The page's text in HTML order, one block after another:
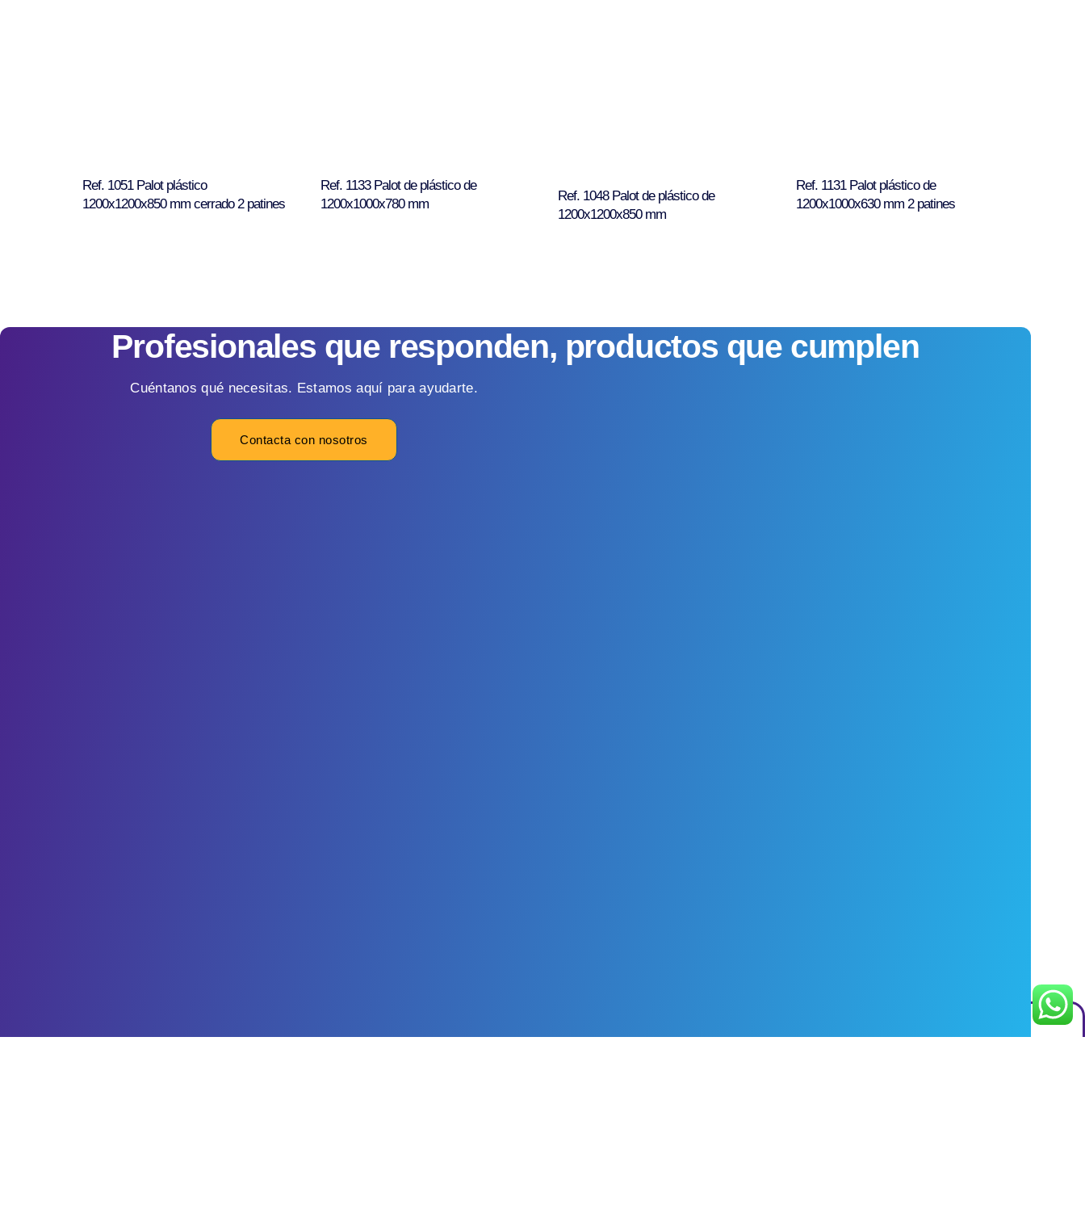
Ref. 1051 Palot plástico
1200x1200x850 mm cerrado 2 patines
Ref. 1133 Palot de plástico de
1200x1000x780 mm
Ref. 1048 Palot de plástico de
1200x1200x850 mm
Ref. 1131 Palot plástico de
1200x1000x630 mm 2 patines
Profesionales que responden, productos que cumplen
Cuéntanos qué necesitas. Estamos aquí para ayudarte.
Contacta con nosotros